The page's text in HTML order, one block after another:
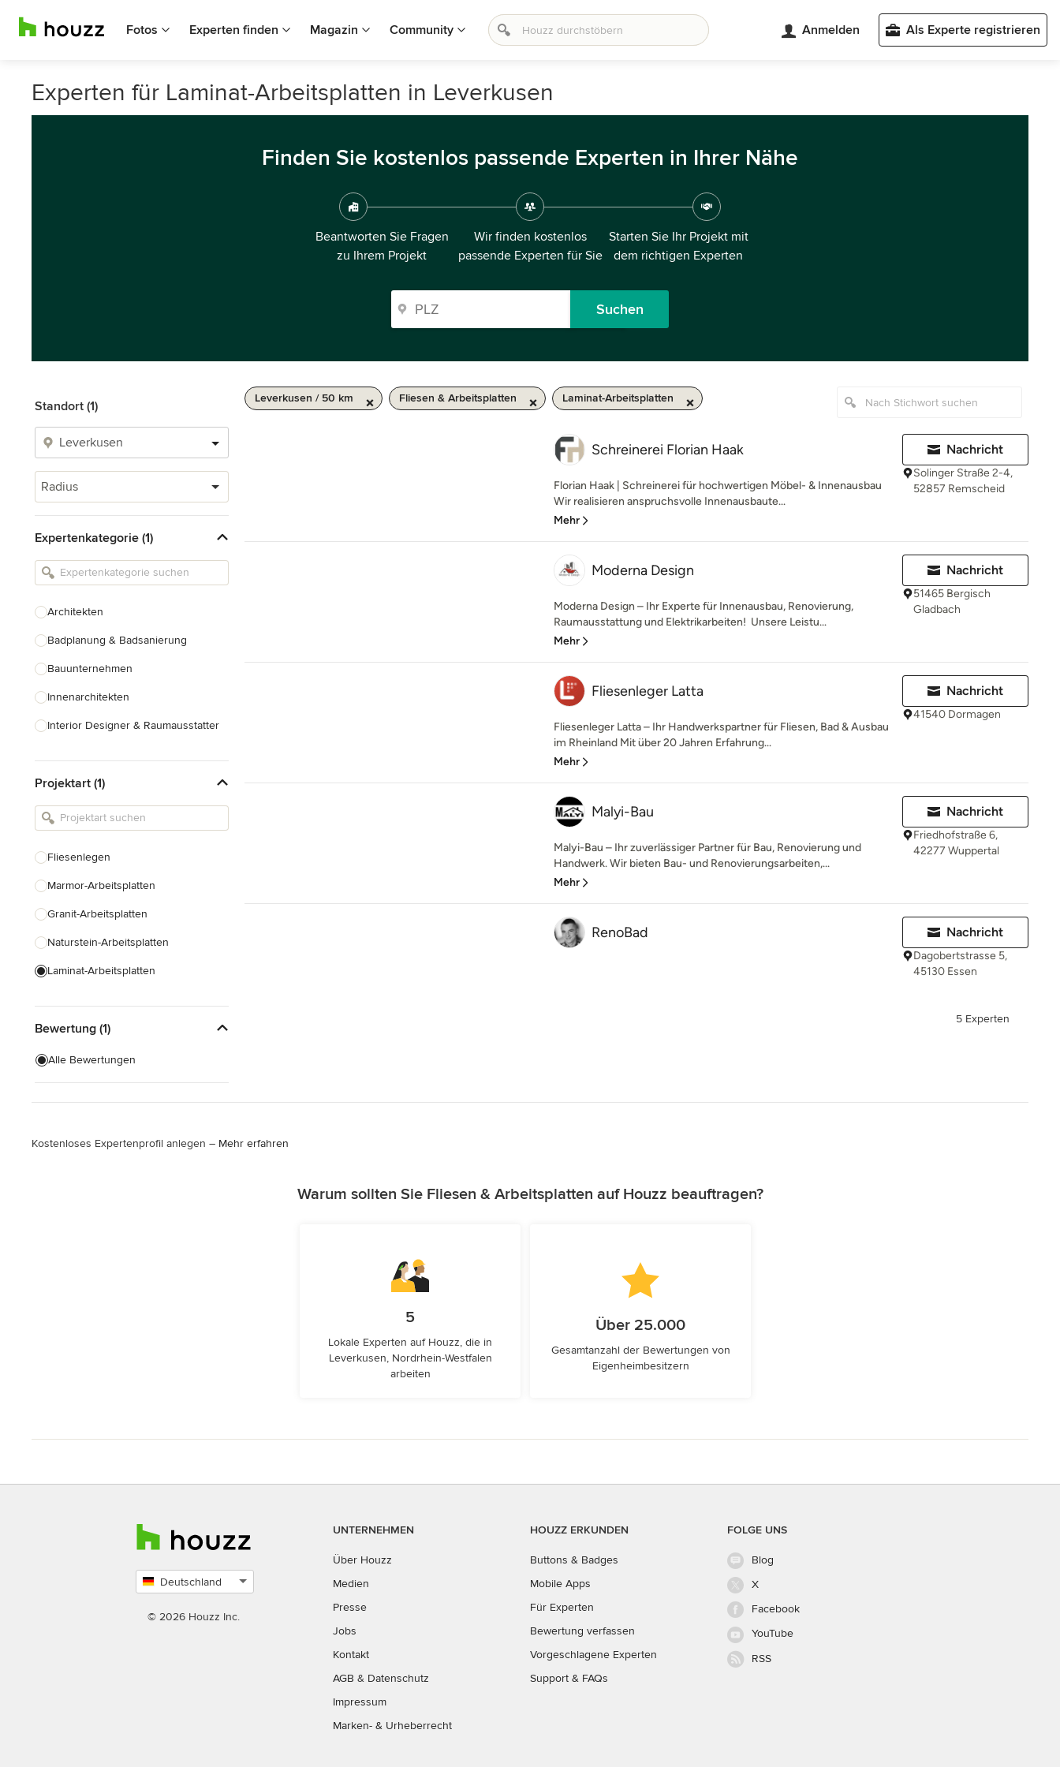
Fotos Experten finden Magazin Community Anmelden Als Experte registrieren
Experten für Laminat-Arbeitsplatten in Leverkusen
Finden Sie kostenlos passende Experten in Ihrer Nähe
Beantworten Sie Fragen
zu Ihrem Projekt
Wir finden kostenlos
passende Experten für Sie
Starten Sie Ihr Projekt mit
dem richtigen Experten
Suchen
Standort (1)
Radius
Expertenkategorie (1)
Architekten
Badplanung & Badsanierung
Bauunternehmen
Innenarchitekten
Interior Designer & Raumausstatter
Landschaftsarchitekten
Armaturen & Sanitärbedarf
Einbauschränke
Projektart (1)
Fliesenlegen
Marmor-Arbeitsplatten
Granit-Arbeitsplatten
Naturstein-Arbeitsplatten
Laminat-Arbeitsplatten
Fugenlose Wände
Alle anzeigen
Bewertung (1)
Alle Bewertungen
Leverkusen / 50 km Fliesen & Arbeitsplatten Laminat-Arbeitsplatten
Schreinerei Florian Haak
Florian Haak | Schreinerei für hochwertigen Möbel- & Innenausbau
Wir realisieren anspruchsvolle Innenausbaute...
Mehr
Nachricht
Solinger Straße 2-4,
52857 Remscheid
Moderna Design
Moderna Design – Ihr Experte für Innenausbau, Renovierung,
Raumausstattung und Elektrikarbeiten! ️ Unsere Leistu...
Mehr
Nachricht
51465 Bergisch
Gladbach
Fliesenleger Latta
Fliesenleger Latta – Ihr Handwerkspartner für Fliesen, Bad & Ausbau
im Rheinland Mit über 20 Jahren Erfahrung...
Mehr
Nachricht
41540 Dormagen
Malyi-Bau
Malyi-Bau – Ihr zuverlässiger Partner für Bau, Renovierung und
Handwerk. Wir bieten Bau- und Renovierungsarbeiten,...
Mehr
Nachricht
Friedhofstraße 6,
42277 Wuppertal
RenoBad Nachricht
Dagobertstrasse 5,
45130 Essen
5 Experten
Kostenloses Expertenprofil anlegen – Mehr erfahren
Warum sollten Sie Fliesen & Arbeitsplatten auf Houzz beauftragen?
5
Lokale Experten auf Houzz, die in
Leverkusen, Nordrhein-Westfalen
arbeiten
Über 25.000
Gesamtanzahl der Bewertungen von
Eigenheimbesitzern
Deutschland
auswählen
© 2026 Houzz Inc.
UNTERNEHMEN
Über Houzz
Medien
Presse
Jobs
Kontakt
AGB & Datenschutz
Impressum
Marken- & Urheberrecht
HOUZZ ERKUNDEN
Buttons & Badges
Mobile Apps
Für Experten
Bewertung verfassen
Vorgeschlagene Experten
Support & FAQs
FOLGE UNS
Blog
X
Facebook
YouTube
RSS